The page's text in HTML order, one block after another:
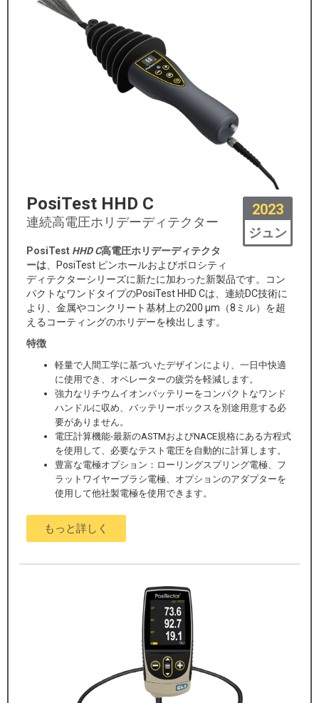
2023
ジュン
PosiTest HHD C
連続高電圧ホリデーディテクター
PosiTest HHD C高電圧ホリデーディテクタ
ーは 、PosiTest ピンホールおよびポロシティ
ディテクターシリーズに新たに加わった新製品です。コン
パクトなワンドタイプのPosiTest HHD Cは、連続DC技術に
より、金属やコンクリート基材上の200 µm（8ミル）を超
えるコーティングのホリデーを検出します。
特徴
軽量で人間工学に基づいたデザインにより、一日中快適
に使用でき、オペレーターの疲労を軽減します。
強力なリチウムイオンバッテリーをコンパクトなワンド
ハンドルに収め、バッテリーボックスを別途用意する必
要がありません。
電圧計算機能-最新のASTMおよびNACE規格にある方程式
を使用して、必要なテスト電圧を自動的に計算します。
豊富な電極オプション：ローリングスプリング電極、フ
ラットワイヤーブラシ電極、オプションのアダプターを
使用して他社製電極を使用できます。
もっと詳しく